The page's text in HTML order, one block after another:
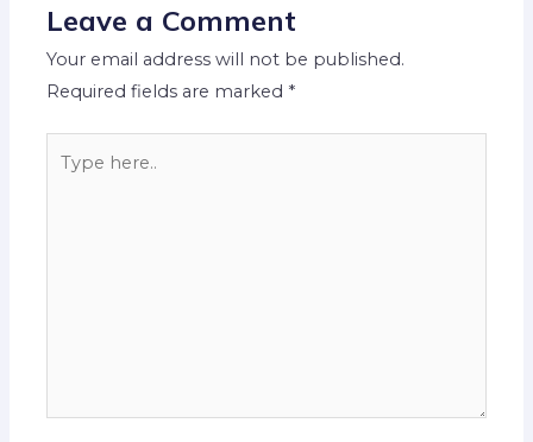
Leave a Comment
Your email address will not be published.
Required fields are marked *